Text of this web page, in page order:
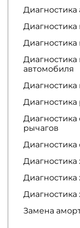
Диагностика
автомобиля
Диагностика
рычагов
Диагностика
Диагностика
Диагностика
Диагностика
Замена